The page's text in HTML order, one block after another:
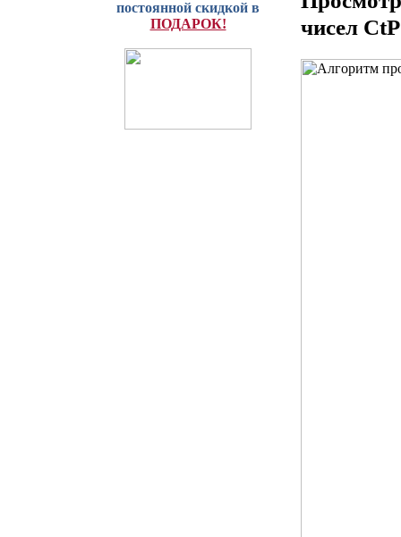
постоянной скидкой в
ПОДАРОК!
чисел